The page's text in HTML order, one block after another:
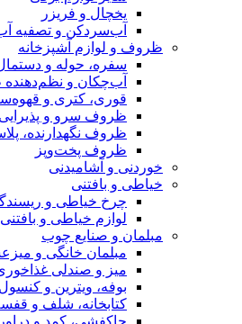
یخچال و فریزر
آب‌سردکن و تصفیه
ظروف و لوازم آشپزخانه
سفره، حوله و
آب‌چکان و
قوری، کتری و
ظروف سرو و پذیرایی
ظروف نگهدارنده،
ظروف پخت‌وپز
خوردنی و آشامیدنی
خیاطی و بافتنی
چرخ خیاطی و
لوازم خیاطی و بافتنی
مبلمان و صنایع چوب
مبلمان خانگی و
میز و صندلی
بوفه، ویترین و کنسول
کتابخانه، شلف و